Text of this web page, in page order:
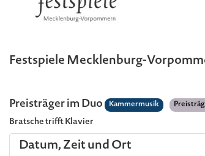
Festspiele Mecklenburg-
Preisträger im Duo Kammermusik
Bratsche trifft Klavier
Datum, Zeit und Ort